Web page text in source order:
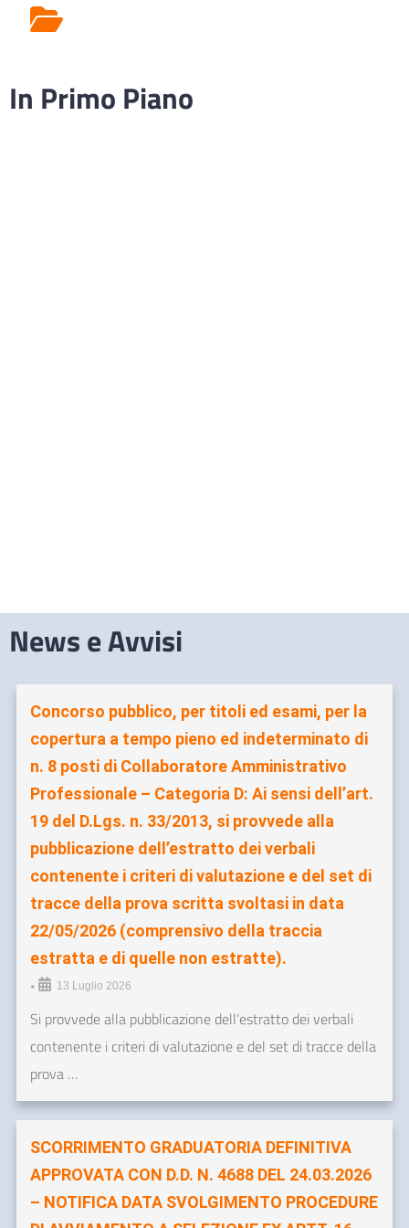
In Primo Piano
News e Avvisi
Concorso pubblico, per titoli ed esami, per la
copertura a tempo pieno ed indeterminato di
n. 8 posti di Collaboratore Amministrativo
Professionale – Categoria D: Ai sensi dell’art.
19 del D.Lgs. n. 33/2013, si provvede alla
pubblicazione dell’estratto dei verbali
contenente i criteri di valutazione e del set di
tracce della prova scritta svoltasi in data
22/05/2026 (comprensivo della traccia
estratta e di quelle non estratte).
• 13 Luglio 2026
Si provvede alla pubblicazione dell’estratto dei verbali
contenente i criteri di valutazione e del set di tracce della
prova …
SCORRIMENTO GRADUATORIA DEFINITIVA
APPROVATA CON D.D. N. 4688 DEL 24.03.2026
– NOTIFICA DATA SVOLGIMENTO PROCEDURE